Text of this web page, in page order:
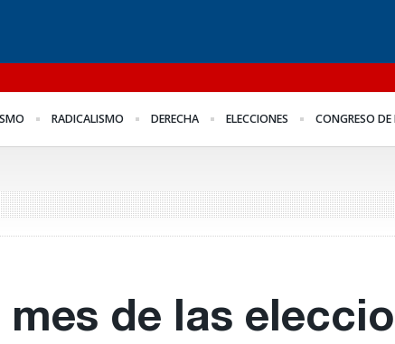
RADICALISMO DERECHA ELECCIONES CONGRESO
al Estado de
gestión pública
el empleo público y
de las